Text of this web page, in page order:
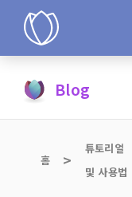
Blog
홈
튜토리얼
및 사용법